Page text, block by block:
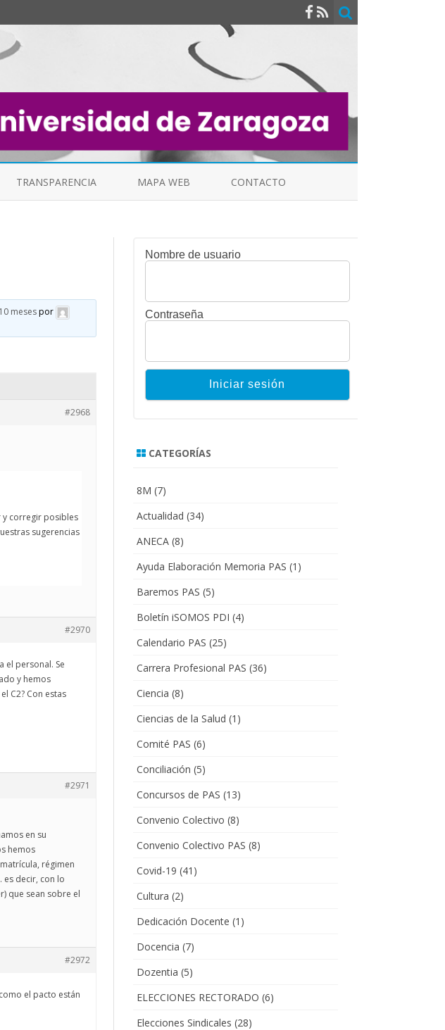
TRANSPARENCIA MAPA WEB CONTACTO
mesespor
#2968
y corregir posibles
sugerencias
#2970
personal. Se
y hemos
C2? Con estas
#2971
en su
hemos
régimen
decir, con lo
que sean sobre el
#2972
el pacto están
Nombre de usuario
Contraseña
CATEGORÍAS
8M (7)
Actualidad (34)
ANECA(8)
Ayuda Elaboración Memoria PAS (1)
Baremos PAS (5)
Boletín iSOMOS PDI (4)
Calendario PAS (25)
Carrera Profesional PAS (36)
Ciencia (8)
Ciencias de la Salud (1)
Comité PAS (6)
Conciliación (5)
Concursos de PAS (13)
Convenio Colectivo (8)
Convenio Colectivo PAS (8)
Covid-19 (41)
Cultura (2)
Dedicación Docente (1)
Docencia (7)
Dozentia (5)
ELECCIONES RECTORADO (6)
Elecciones Sindicales (28)